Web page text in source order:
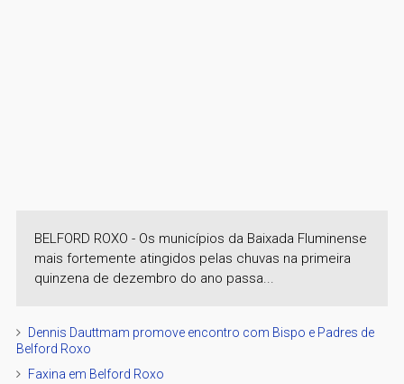
BELFORD ROXO - Os municípios da Baixada Fluminense
mais fortemente atingidos pelas chuvas na primeira
quinzena de dezembro do ano passa...
Dennis Dauttmam promove encontro com Bispo e Padres de
Belford Roxo
Faxina em Belford Roxo